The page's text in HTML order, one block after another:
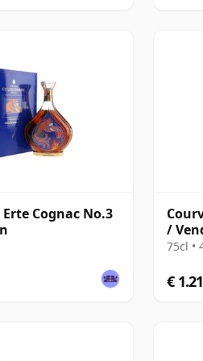
Cognac No.3
/
75cl •
€